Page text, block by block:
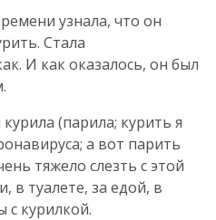
узнала, что он
Стала
И как оказалось, он был
(парила; курить я
а вот парить
тяжело слезть с этой
в туалете, за едой, в
с курилкой.